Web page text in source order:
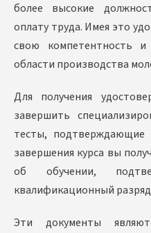
более высокие
оплату труда. Имея это
свою компетентность
области производства
Для получения
завершить
тесты, подтверждающие
завершения курса вы
об обучении,
квалификационный
Эти документы